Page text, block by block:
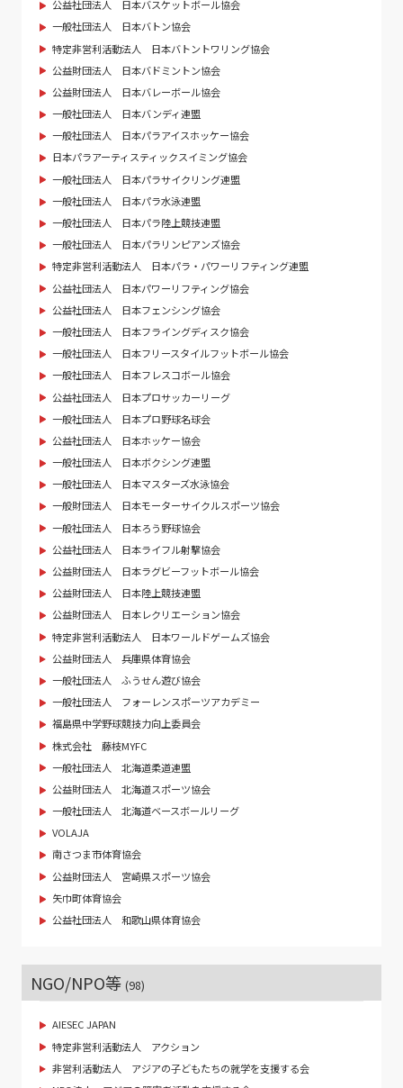
公益社団法人 日本バスケットボール協会
一般社団法人 日本バトン協会
特定非営利活動法人 日本バトントワリング協会
公益財団法人 日本バドミントン協会
公益財団法人 日本バレーボール協会
一般社団法人 日本バンディ連盟
一般社団法人 日本パラアイスホッケー協会
日本パラアーティスティックスイミング協会
一般社団法人 日本パラサイクリング連盟
一般社団法人 日本パラ水泳連盟
一般社団法人 日本パラ陸上競技連盟
一般社団法人 日本パラリンピアンズ協会
特定非営利活動法人 日本パラ・パワーリフティング連盟
公益社団法人 日本パワーリフティング協会
公益社団法人 日本フェンシング協会
一般社団法人 日本フライングディスク協会
一般社団法人 日本フリースタイルフットボール協会
一般社団法人 日本フレスコボール協会
公益社団法人 日本プロサッカーリーグ
一般社団法人 日本プロ野球名球会
公益社団法人 日本ホッケー協会
一般社団法人 日本ボクシング連盟
一般社団法人 日本マスターズ水泳協会
一般財団法人 日本モーターサイクルスポーツ協会
一般社団法人 日本ろう野球協会
公益社団法人 日本ライフル射撃協会
公益財団法人 日本ラグビーフットボール協会
公益財団法人 日本陸上競技連盟
公益財団法人 日本レクリエーション協会
特定非営利活動法人 日本ワールドゲームズ協会
公益財団法人 兵庫県体育協会
一般社団法人 ふうせん遊び協会
一般社団法人 フォーレンスポーツアカデミー
福島県中学野球競技力向上委員会
株式会社 藤枝MYFC
一般社団法人 北海道柔道連盟
公益財団法人 北海道スポーツ協会
一般社団法人 北海道ベースボールリーグ
VOLAJA
南さつま市体育協会
公益財団法人 宮崎県スポーツ協会
矢巾町体育協会
公益社団法人 和歌山県体育協会
NGO/NPO等 (98)
AIESEC JAPAN
特定非営利活動法人 アクション
非営利活動法人 アジアの子どもたちの就学を支援する会